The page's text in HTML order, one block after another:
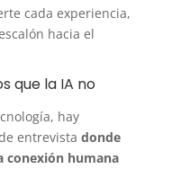
cada experiencia,
hacia el
que la IA no
hay
entrevista donde
conexión humana